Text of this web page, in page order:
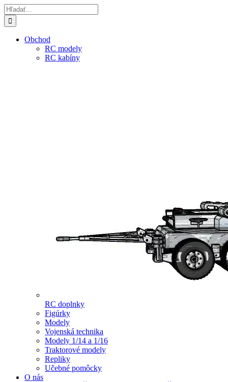
Skip
to
content
Hľadať:
Obchod
RC modely
RC kabíny
RC doplnky
Figúrky
Modely
Vojenská technika
Modely 1/14 a 1/16
Traktorové modely
Repliky
Učebné pomôcky
O nás